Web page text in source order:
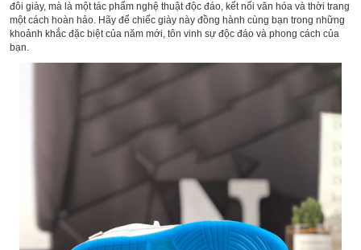
đôi giày, mà là một tác phẩm nghệ thuật độc đáo, kết nối văn hóa và thời trang
một cách hoàn hảo. Hãy để chiếc giày này đồng hành cùng bạn trong những
khoảnh khắc đặc biệt của năm mới, tôn vinh sự độc đáo và phong cách của
bạn.